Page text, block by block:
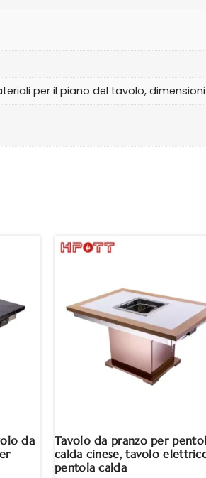
per il piano del tavolo,
da
Tavolo da pranzo per
calda cinese, tavolo
pentola calda